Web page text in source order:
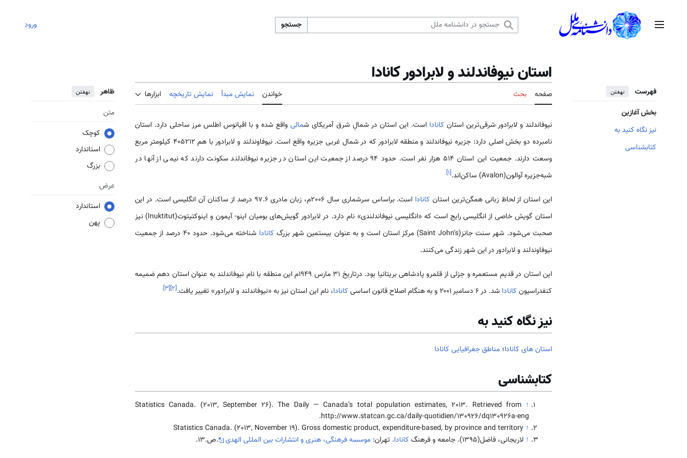
منوی اصلی جستجو ورود
فهرست نهفتن
بخش آغازین
نیز نگاه کنید به
کتابشناسی
استان نیوفاندلند و لابرادور کانادا
صفحه بحث خواندن نمایش مبدأ نمایش تاریخچه ابزارها ظاهر نهفتن
متن
کوچک
استاندارد
بزرگ
عرض
استاندارد
پهن
نیوفاندلند و لابرادور شرقی‌ترین استان‌ کانادا است. این استان در شمالِ شرق آمریکای شمالیواقع شده و با اقیانوس اطلس مرز ساحلی دارد. استان
نامبرده دو بخش اصلی دارد: جزیره نیوفاندلند و منطقه لابرادور که در شمال غربی جزیره واقع است. نیوفاوندلند و لابرادور با هم 405212 کیلومتر مربع
وسعت دارند. جمعیت این استان ۵۱۴ هزار نفر است. حدود ۹۴ درصد از جمعیت این استان در جزیره نیوفاندلند سکونت دارند که نیمی از آنها در
شبه‌جزیره آوالون(Avalon) ساکن‌اند.
[۱]
این استان از لحاظ زبانی همگن‌ترین استان‌ کانادا
است. براساس سرشماری سال 2006م، زبان مادری 97.6 درصد از ساکنان آن انگلیسی ‌است. در این
استان گویش خاصی از انگلیسی رایج است که «انگلیسی نیوفاندلندی» نام دارد. در لابرادور گویش‌های بومیان اینو- آیمون و اینوکتیتوت(Inuktitut) نیز
صحبت می‌شود. شهر سنت جانز(Saint John’s) مرکز استان است و به عنوان بیستمین شهر بزرگ
کانادا
شناخته می‌شود. حدود ۴۰ درصد از جمعیت
نیوفاوندلند و لابرادور در این شهر زندگی می‌کنند.
این استان در قدیم مستعمره و جزئی از قلمرو پادشاهی بریتانیا بود. درتاریخ ۳۱ مارس ۱۹۴۹م این منطقه با نام نیوفاندلند به عنوان استان دهم ضمیمه
کنفدراسیون کانادا شد. در ۶ دسامبر ۲۰۰۱ و به هنگام اصلاح قانون اساسی کانادا، نام این استان نیز به «نیوفاندلند و لابرادور» تغییر یافت.[۲]
[۳]
نیز نگاه کنید به
استان های کانادا؛ مناطق جغرافیایی کانادا
کتابشناسی
↑
Statistics Canada. (2013, September 26). The Daily — Canada’s total population estimates, 2013. Retrieved from
http://www.statcan.gc.ca/daily-quotidien/130926/dq130926a-eng.
↑
Statistics Canada. (2013, November 19). Gross domestic product, expenditure-based, by province and territory
↑ لاریجانی، فاضل(1395). جامعه و فرهنگ کانادا. تهران: موسسه فرهنگی، هنری و انتشارات بین المللی الهدی .ص.13.